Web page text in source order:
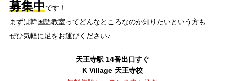
募集中です！
まずは韓国語教室ってどんなところなのか知りたいという方も
ぜひ気軽に足をお運びください♪
天王寺駅 14番出口すぐ
K Village 天王寺校